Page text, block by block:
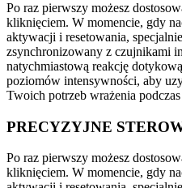
Po raz pierwszy możesz
kliknięciem. W momencie, gdy
aktywacji i resetowania,
zsynchronizowany z czujnikami
natychmiastową reakcję
poziomów intensywności, aby
Twoich potrzeb wrażenia
PRECYZYJNE
Po raz pierwszy możesz
kliknięciem. W momencie, gdy